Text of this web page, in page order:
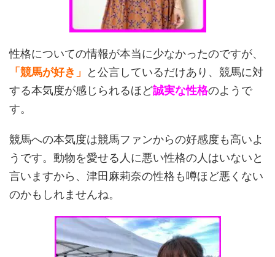
性格についての情報が本当に少なかったのですが、
「競馬が好き」
と公言しているだけあり、競馬に対
する本気度が感じられるほど誠実な性格のようで
す。
競馬への本気度は競馬ファンからの好感度も高いよ
うです。動物を愛せる人に悪い性格の人はいないと
言いますから、津田麻莉奈の性格も噂ほど悪くない
のかもしれませんね。